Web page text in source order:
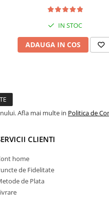
IN STOC
ADAUGA IN COS
Afla mai multe in Politica de
CLIENTI
home
de Fidelitate
de Plata